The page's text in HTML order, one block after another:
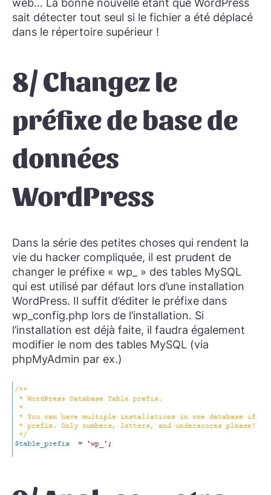
web… La bonne nouvelle étant que WordPress
sait détecter tout seul si le fichier a été déplacé
dans le répertoire supérieur !
8/ Changez le
préfixe de base de
données
WordPress
Dans la série des petites choses qui rendent la
vie du hacker compliquée, il est prudent de
changer le préfixe « wp_ » des tables MySQL
qui est utilisé par défaut lors d’une installation
WordPress. Il suffit d’éditer le préfixe dans
wp_config.php lors de l’installation. Si
l’installation est déjà faite, il faudra également
modifier le nom des tables MySQL (via
phpMyAdmin par ex.)